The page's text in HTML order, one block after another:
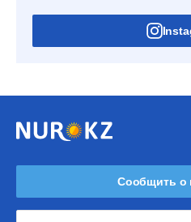
Сообщить о